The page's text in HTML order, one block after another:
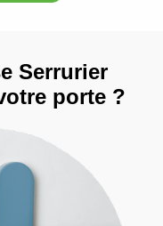
Serrurier
porte ?